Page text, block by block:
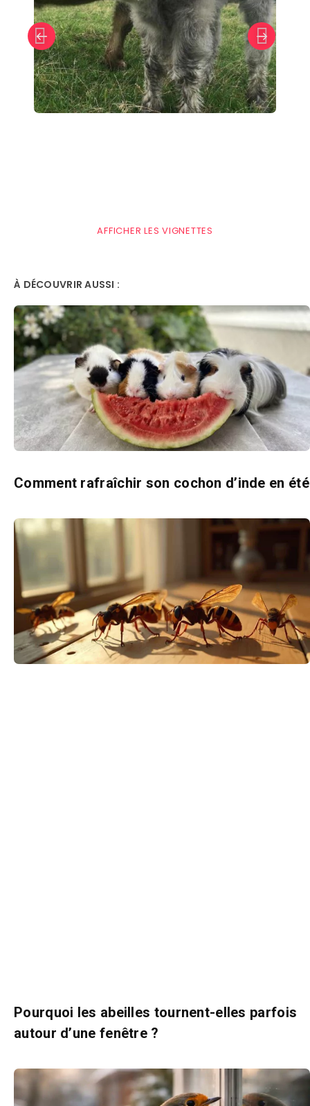
AFFICHER LES VIGNETTES
À DÉCOUVRIR AUSSI :
Comment rafraîchir son cochon d’inde en été
Pourquoi les abeilles tournent-elles parfois
autour d’une fenêtre ?